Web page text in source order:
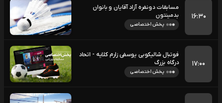
۱۶:۳۰
مسابقات دونفره آزاد آقایان و بانوان
بدمینتون
پخش اختصاصی
۱۷:۰۰
فوتبال شالیکوبی یوسفی زارم کلایه - اتحاد
درگاه بزرگ
پخش اختصاصی